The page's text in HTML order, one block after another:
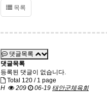
목록
댓글목록
댓글목록
등록된 댓글이 없습니다.
Total 120 /1 page
H
209 06-19 태안군체육회